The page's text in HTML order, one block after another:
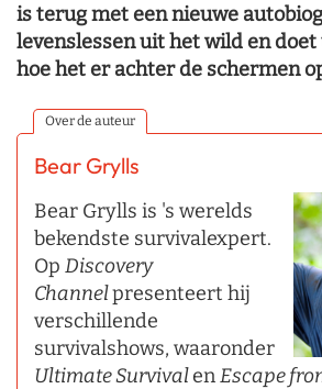
is terug met een nieuwe
levenslessen uit het wild en doet
hoe het er achter de schermen
Over de auteur
Bear Grylls
Bear Grylls is 's werelds
bekendste survivalexpert.
Op Discovery
Channelpresenteert hij
verschillende
survivalshows, waaronder
Ultimate SurvivalenEscape